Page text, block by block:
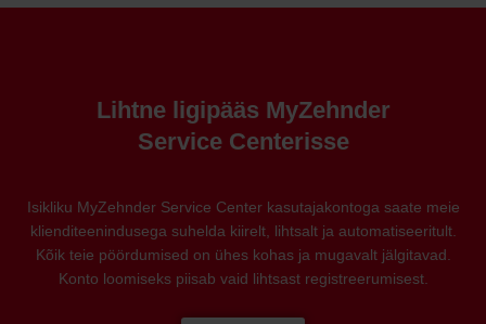
Lihtne ligipääs MyZehnder
Service Centerisse
Isikliku MyZehnder Service Center kasutajakontoga saate meie
klienditeenindusega suhelda kiirelt, lihtsalt ja automatiseeritult.
Kõik teie pöördumised on ühes kohas ja mugavalt jälgitavad.
Konto loomiseks piisab vaid lihtsast registreerumisest.